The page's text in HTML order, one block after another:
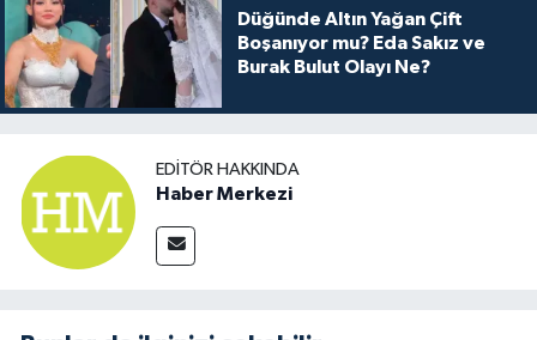
Düğünde Altın Yağan Çift
Boşanıyor mu? Eda Sakız ve
Burak Bulut Olayı Ne?
EDITÖR HAKKINDA
Haber Merkezi